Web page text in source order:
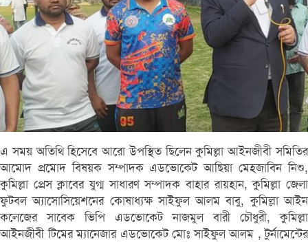
এ সময় অতিথি হিসেবে আরো উপস্থিত ছিলেন কুমিল্লা আইনজীবী সমিতির
আমোদ প্রমোদ বিষয়ক সম্পাদক এডভোকেট আছিয়া মেহজাবিন নিশু,
কুমিল্লা প্রেস ক্লাবের যুগ্ম সাধারণ সম্পাদক বাহার রায়হান, কুমিল্লা জেলা
ফুটবল অ্যাসোসিয়েশনের কোষাধ্যক্ষ সাইফুল আলম বাবু, কুমিল্লা আইন
কলেজের সাবেক ভিপি এডভোকেট নাজমুল বারী চৌধুরী, কুমিল্লা
আইনজীবী টিমের ম্যানেজার এডভোকেট মোঃ সাইফুল আলম , টুর্নামেন্টের